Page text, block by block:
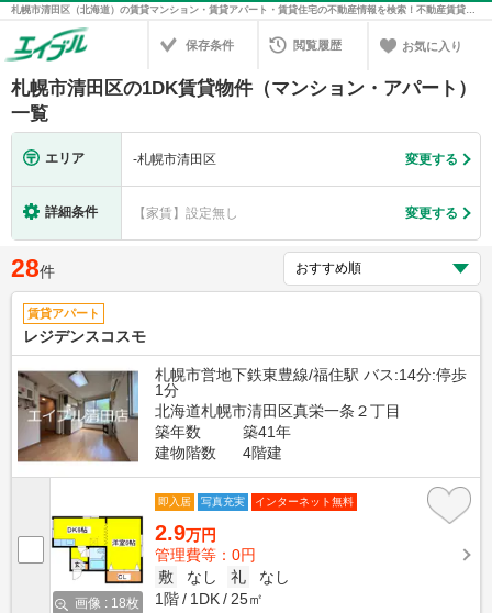
札幌市清田区（北海道）の賃貸マンション・賃貸アパート・賃貸住宅の不動産情報を検索！不動産賃貸の物件探しは、お部屋探しのエイブル
保存条件 閲覧履歴 お気に入り
札幌市清田区の1DK賃貸物件（マンション・アパート）
一覧
エリア -札幌市清田区 変更する
詳細条件 【家賃】設定無し 変更する
28件
賃貸アパート
レジデンスコスモ
札幌市営地下鉄東豊線/福住駅 バス:14分:停歩
1分
北海道札幌市清田区真栄一条２丁目
築年数
築41年
建物階数
4階建
画像 : 18枚
即入居 写真充実 インターネット無料
2.9万円
管理費等：0円
敷
なし 礼
なし
1階
1DK 25㎡